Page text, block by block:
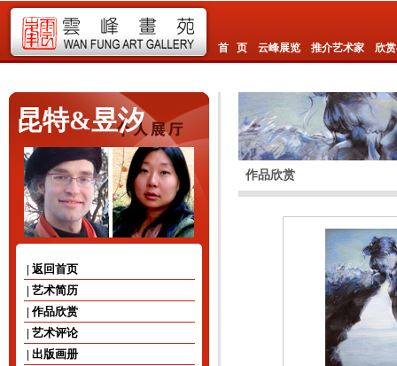
首 页 云峰展览 推介艺术家 欣
昆特&昱汐
| 返回首页
| 艺术简历
| 作品欣赏
| 艺术评论
| 出版画册
作品欣赏